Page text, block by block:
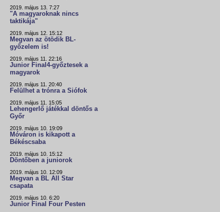
2019. május 13. 7:27
"A magyaroknak nincs
taktikája"
2019. május 12. 15:12
Megvan az ötödik BL-
győzelem is!
2019. május 11. 22:16
Junior Final4-győztesek a
magyarok
2019. május 11. 20:40
Felülhet a trónra a Siófok
2019. május 11. 15:05
Lehengerlő játékkal döntős a
Győr
2019. május 10. 19:09
Móváron is kikapott a
Békéscsaba
2019. május 10. 15:12
Döntőben a juniorok
2019. május 10. 12:09
Megvan a BL All Star
csapata
2019. május 10. 6:20
Junior Final Four Pesten